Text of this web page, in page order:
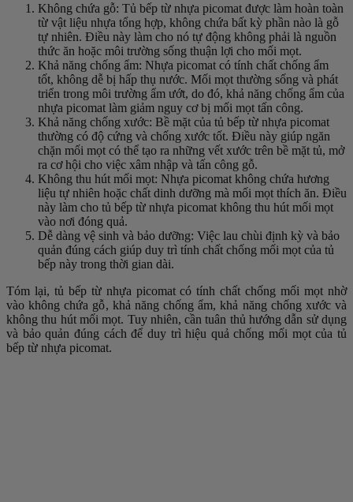
Không chứa gỗ: Tủ bếp từ nhựa picomat được làm hoàn toàn
từ vật liệu nhựa tổng hợp, không chứa bất kỳ phần nào là gỗ
tự nhiên. Điều này làm cho nó tự động không phải là nguồn
thức ăn hoặc môi trường sống thuận lợi cho mối mọt.
Khả năng chống ẩm: Nhựa picomat có tính chất chống ẩm
tốt, không dễ bị hấp thụ nước. Mối mọt thường sống và phát
triển trong môi trường ẩm ướt, do đó, khả năng chống ẩm của
nhựa picomat làm giảm nguy cơ bị mối mọt tấn công.
Khả năng chống xước: Bề mặt của tủ bếp từ nhựa picomat
thường có độ cứng và chống xước tốt. Điều này giúp ngăn
chặn mối mọt có thể tạo ra những vết xước trên bề mặt tủ, mở
ra cơ hội cho việc xâm nhập và tấn công gỗ.
Không thu hút mối mọt: Nhựa picomat không chứa hương
liệu tự nhiên hoặc chất dinh dưỡng mà mối mọt thích ăn. Điều
này làm cho tủ bếp từ nhựa picomat không thu hút mối mọt
vào nơi đóng quả.
Dễ dàng vệ sinh và bảo dưỡng: Việc lau chùi định kỳ và bảo
quản đúng cách giúp duy trì tính chất chống mối mọt của tủ
bếp này trong thời gian dài.
Tóm lại, tủ bếp từ nhựa picomat có tính chất chống mối mọt nhờ
vào không chứa gỗ, khả năng chống ẩm, khả năng chống xước và
không thu hút mối mọt. Tuy nhiên, cần tuân thủ hướng dẫn sử dụng
và bảo quản đúng cách để duy trì hiệu quả chống mối mọt của tủ
bếp từ nhựa picomat.